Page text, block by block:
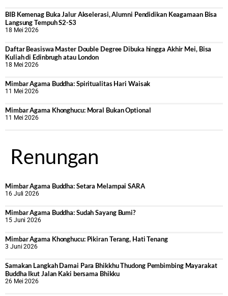
BIB Kemenag Buka Jalur Akselerasi, Alumni Pendidikan Keagamaan Bisa
Langsung Tempuh S2-S3
18 Mei 2026
Daftar Beasiswa Master Double Degree Dibuka hingga Akhir Mei, Bisa
Kuliah di Edinbrugh atau London
18 Mei 2026
Mimbar Agama Buddha: Spiritualitas Hari Waisak
11 Mei 2026
Mimbar Agama Khonghucu: Moral Bukan Optional
11 Mei 2026
Renungan
Mimbar Agama Buddha: Setara Melampai SARA
16 Juli 2026
Mimbar Agama Buddha: Sudah Sayang Bumi?
15 Juni 2026
Mimbar Agama Khonghucu: Pikiran Terang, Hati Tenang
3 Juni 2026
Samakan Langkah Damai Para Bhikkhu Thudong Pembimbing Mayarakat
Buddha Ikut Jalan Kaki bersama Bhikku
26 Mei 2026